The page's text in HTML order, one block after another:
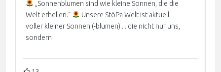
„Sonnenblumen sind wie kleine Sonnen, die die
Welt erhellen.“
Unsere StöPa Welt ist aktuell
voller kleiner Sonnen (-blumen).... die nicht nur uns,
sondern